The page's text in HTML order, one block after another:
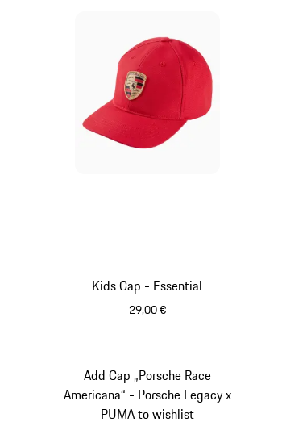
Kids Cap - Essential
29,00 €
Add Cap „Porsche Race
Americana“ - Porsche Legacy x
PUMA to wishlist